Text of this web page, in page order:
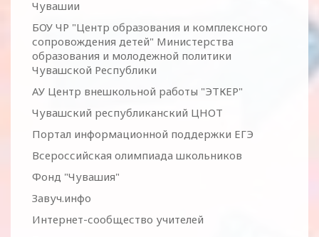
Чувашии
БОУ ЧР "Центр образования и комплексного
сопровождения детей" Министерства
образования и молодежной политики
Чувашской Республики
АУ Центр внешкольной работы "ЭТКЕР"
Чувашский республиканский ЦНОТ
Портал информационной поддержки ЕГЭ
Всероссийская олимпиада школьников
Фонд "Чувашия"
Завуч.инфо
Интернет-сообщество учителей